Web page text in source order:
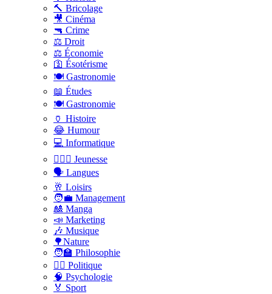
🔨 Bricolage
🎥 Cinéma
🔫 Crime
⚖️ Droit
⚖️ Économie
🛐 Ésotérisme
🍽️ Gastronomie
📖 Études
🍽️ Gastronomie
🏺 Histoire
😂 Humour
💻 Informatique
🤸🏽‍♀️ Jeunesse
🗣 Langues
🥂 Loisirs
🧑‍💼 Management
🎎 Manga
📣 Marketing
🎶 Musique
🌳Nature
🧑‍🏫 Philosophie
👨‍⚖️ Politique
🧠 Psychologie
🏅 Sport